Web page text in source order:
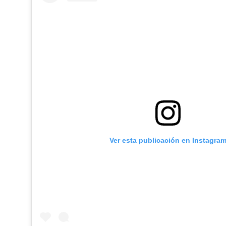
Ver esta publicación en Instagram